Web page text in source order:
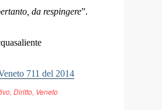
da respingere”.
711 del 2014
, Diritto, Veneto